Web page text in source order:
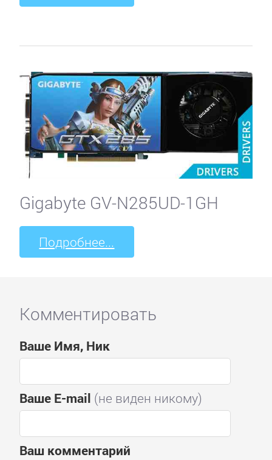
Gigabyte GV-N285UD-1GH
Подробнее...
Комментировать
Ваше Имя, Ник
Ваше E-mail (не виден никому)
Ваш комментарий